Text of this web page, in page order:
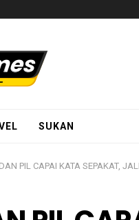
SUKAN
PIL CAPAI KATA SEPAKAT,